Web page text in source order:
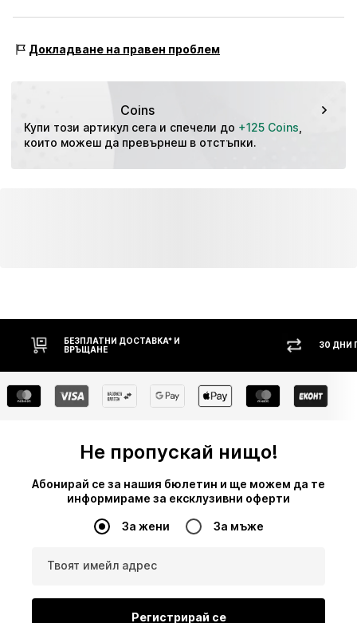
10117 Berlin
Докладване на правен проблем
Coins
Купи този артикул сега и спечели до +125 Coins
които можеш да превърнеш в отстъпки.
БЕЗПЛАТНИ ДОСТАВКА* И
ВРЪЩАНЕ
30 ДНИ
Не пропускай нищо!
Абонирай се за нашия бюлетин и ще можем да те
информираме за ексклузивни оферти
За жени За мъже
Твоят имейл адрес
Регистрирай се